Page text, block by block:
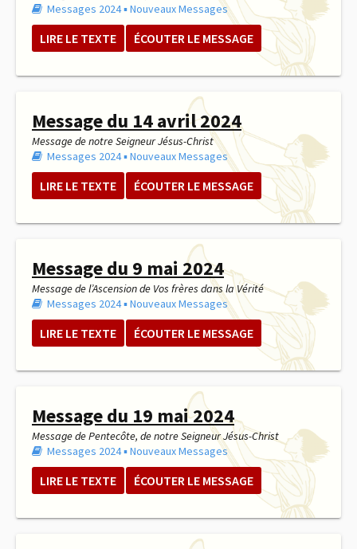
Messages 2024▪︎Nouveaux Messages
LIRE LE TEXTE ÉCOUTER LE MESSAGE
Message du 14 avril 2024
Message de notre Seigneur Jésus-Christ
Messages 2024▪︎Nouveaux Messages
LIRE LE TEXTE ÉCOUTER LE MESSAGE
Message du 9 mai 2024
Message de l’Ascension de Vos frères dans la Vérité
Messages 2024▪︎Nouveaux Messages
LIRE LE TEXTE ÉCOUTER LE MESSAGE
Message du 19 mai 2024
Message de Pentecôte, de notre Seigneur Jésus-Christ
Messages 2024▪︎Nouveaux Messages
LIRE LE TEXTE ÉCOUTER LE MESSAGE